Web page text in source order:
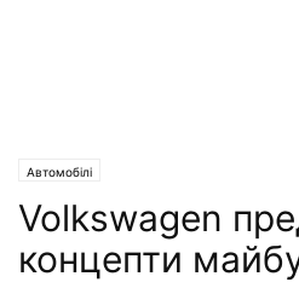
Автомобілі
Volkswagen
концепти